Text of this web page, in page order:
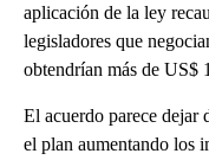
aplicación de la ley
legisladores que
obtendrían más de US$
El acuerdo parece dejar
el plan aumentando los